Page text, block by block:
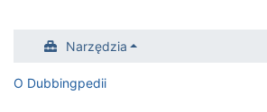
Narzędzia
O Dubbingpedii